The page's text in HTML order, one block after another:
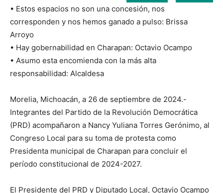
• Estos espacios no son una concesión, nos
corresponden y nos hemos ganado a pulso: Brissa
Arroyo
• Hay gobernabilidad en Charapan: Octavio Ocampo
• Asumo esta encomienda con la más alta
responsabilidad: Alcaldesa
Morelia, Michoacán, a 26 de septiembre de 2024.-
Integrantes del Partido de la Revolución Democrática
(PRD) acompañaron a Nancy Yuliana Torres Gerónimo, al
Congreso Local para su toma de protesta como
Presidenta municipal de Charapan para concluir el
período constitucional de 2024-2027.
El Presidente del PRD y Diputado Local, Octavio Ocampo